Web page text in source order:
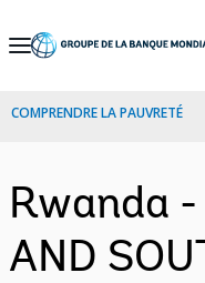
Skip
Navigation
COMPRENDRE LA PAUVRETÉ
Rwanda -
AND